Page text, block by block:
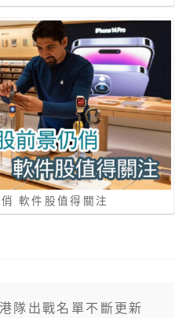
軟件股值得關注
隊出戰名單不斷更新